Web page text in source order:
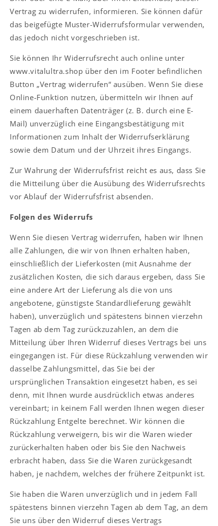
Vertrag zu widerrufen, informieren. Sie können dafür
das beigefügte Muster-Widerrufsformular verwenden,
das jedoch nicht vorgeschrieben ist.
Sie können Ihr Widerrufsrecht auch online unter
www.vitalultra.shop über den im Footer befindlichen
Button „Vertrag widerrufen“ ausüben. Wenn Sie diese
Online-Funktion nutzen, übermitteln wir Ihnen auf
einem dauerhaften Datenträger (z. B. durch eine E-
Mail) unverzüglich eine Eingangsbestätigung mit
Informationen zum Inhalt der Widerrufserklärung
sowie dem Datum und der Uhrzeit ihres Eingangs.
Zur Wahrung der Widerrufsfrist reicht es aus, dass Sie
die Mitteilung über die Ausübung des Widerrufsrechts
vor Ablauf der Widerrufsfrist absenden.
Folgen des Widerrufs
Wenn Sie diesen Vertrag widerrufen, haben wir Ihnen
alle Zahlungen, die wir von Ihnen erhalten haben,
einschließlich der Lieferkosten (mit Ausnahme der
zusätzlichen Kosten, die sich daraus ergeben, dass Sie
eine andere Art der Lieferung als die von uns
angebotene, günstigste Standardlieferung gewählt
haben), unverzüglich und spätestens binnen vierzehn
Tagen ab dem Tag zurückzuzahlen, an dem die
Mitteilung über Ihren Widerruf dieses Vertrags bei uns
eingegangen ist. Für diese Rückzahlung verwenden wir
dasselbe Zahlungsmittel, das Sie bei der
ursprünglichen Transaktion eingesetzt haben, es sei
denn, mit Ihnen wurde ausdrücklich etwas anderes
vereinbart; in keinem Fall werden Ihnen wegen dieser
Rückzahlung Entgelte berechnet. Wir können die
Rückzahlung verweigern, bis wir die Waren wieder
zurückerhalten haben oder bis Sie den Nachweis
erbracht haben, dass Sie die Waren zurückgesandt
haben, je nachdem, welches der frühere Zeitpunkt ist.
Sie haben die Waren unverzüglich und in jedem Fall
spätestens binnen vierzehn Tagen ab dem Tag, an dem
Sie uns über den Widerruf dieses Vertrags